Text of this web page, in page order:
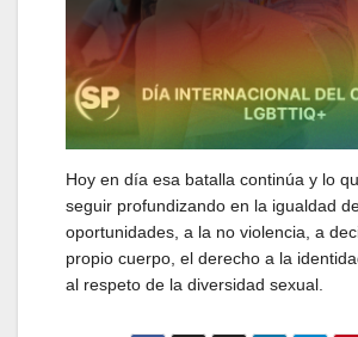
Hoy en día esa batalla continúa y lo
seguir profundizando en la igualdad
oportunidades, a la no violencia, a
propio cuerpo, el derecho a la
al respeto de la diversidad sexual.